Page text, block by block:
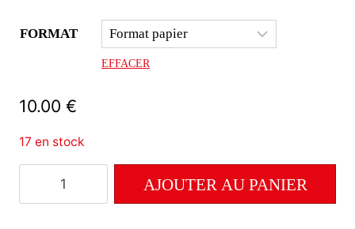
FORMAT
EFFACER
10.00 €
17 en stock
AJOUTER AU PANIER